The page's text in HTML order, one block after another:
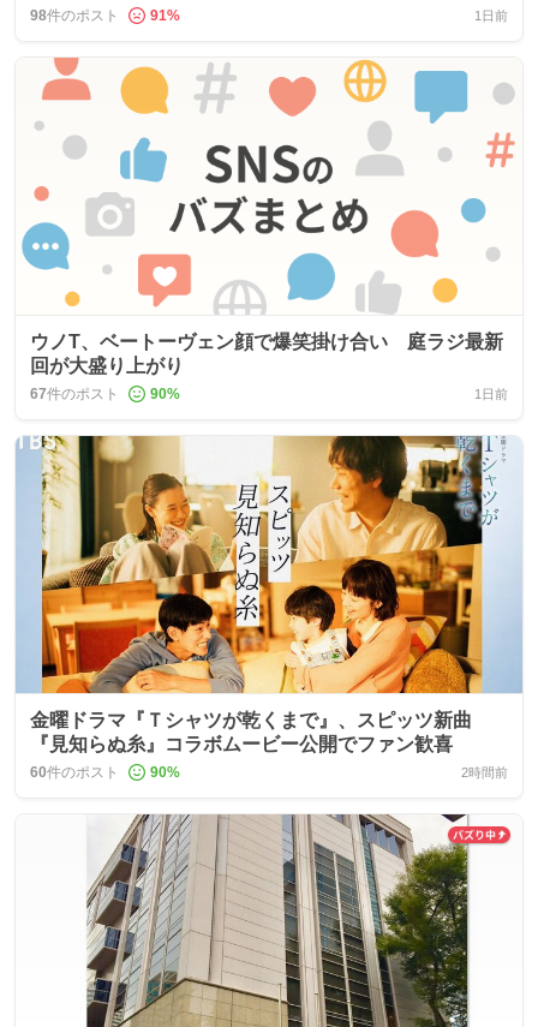
98件のポスト 91% 1日前
ウノT、ベートーヴェン顔で爆笑掛け合い 庭ラジ最新
回が大盛り上がり
67件のポスト 90% 1日前
金曜ドラマ『Ｔシャツが乾くまで』、スピッツ新曲
『見知らぬ糸』コラボムービー公開でファン歓喜
60件のポスト 90% 2時間前